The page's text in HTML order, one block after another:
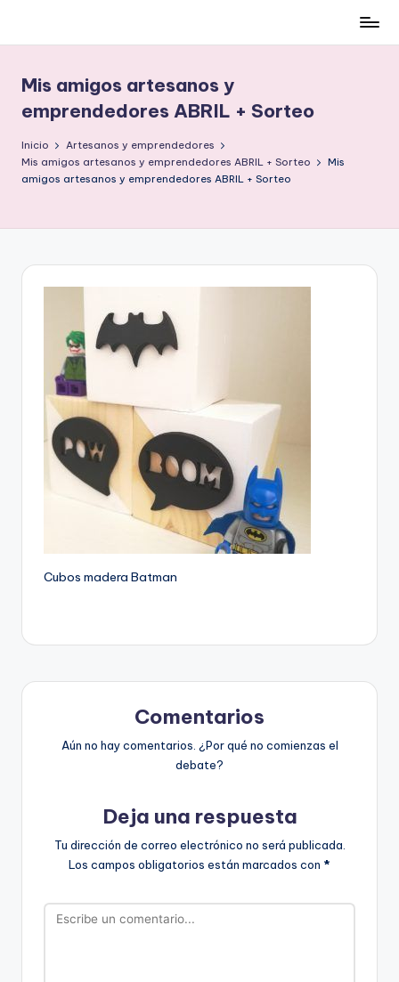
contenido
low-
cost
y
morir
en
Mis amigos artesanos y
emprendedores ABRIL + Sorteo
Inicio
Artesanos y emprendedores
Mis amigos artesanos y emprendedores ABRIL + Sorteo
Mis
amigos artesanos y emprendedores ABRIL + Sorteo
Cubos madera Batman
Comentarios
Aún no hay comentarios. ¿Por qué no comienzas el
debate?
Deja una respuesta
Tu dirección de correo electrónico no será publicada.
Los campos obligatorios están marcados con *